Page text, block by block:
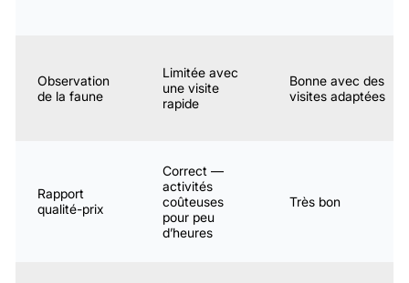
Observation
de la faune
Limitée avec
une visite
rapide
Bonne avec des
visites adaptées
Rapport
qualité-prix
Correct —
activités
coûteuses
pour peu
d’heures
Très bon